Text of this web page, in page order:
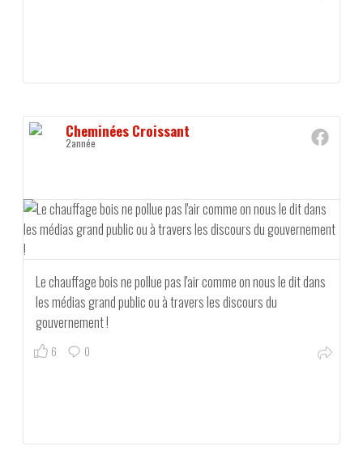
Cheminées Croissant
2année
Le chauffage bois ne pollue pas l'air comme on nous le dit dans
les médias grand public ou à travers les discours du
gouvernement !
6 0